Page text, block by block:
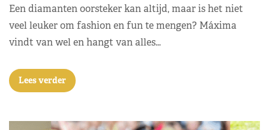
Een diamanten oorsteker kan altijd, maar is het niet
veel leuker om fashion en fun te mengen? Máxima
vindt van wel en hangt van alles…
Lees verder